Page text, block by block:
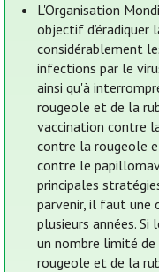
L'Organisation
objectif d’éradiquer
considérablement
infections par le
ainsi qu'à
rougeole et de la
vaccination contre
contre la rougeole
contre le
principales
parvenir, il faut une
plusieurs années. Si
un nombre limité
rougeole et de la